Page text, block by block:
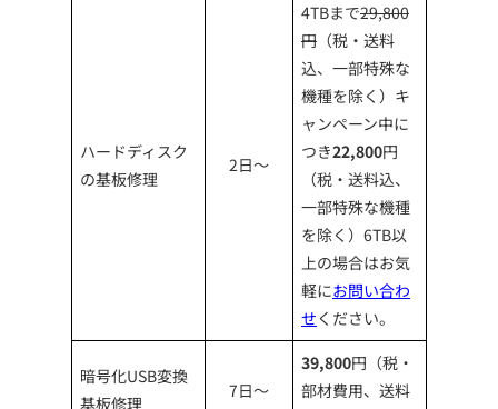
ハードディスク
の基板修理
2日～
4TBまで29,800
円 （税・送料
込、一部特殊な
機種を除く）キ
ャンペーン中に
つき22,800円
（税・送料込、
一部特殊な機種
を除く）6TB以
上の場合はお気
軽にお問い合わ
せ ください。
暗号化USB変換
基板修理
7日～
39,800円（税・
部材費用、送料